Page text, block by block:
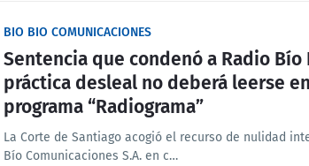
BIO BIO COMUNICACIONES
Sentencia que condenó a Radio Bío
práctica desleal no deberá leerse
programa “Radiograma”
La Corte de Santiago acogió el recurso de nulidad
Bío Comunicaciones S.A. en c…